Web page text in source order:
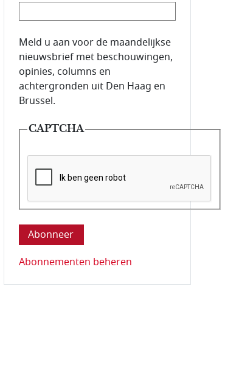
E-mailadres van de abonnee.
Meld u aan voor de maandelijkse
nieuwsbrief met beschouwingen,
opinies, columns en
achtergronden uit Den Haag en
Brussel.
CAPTCHA
Deze vraag is om te controleren dat u
Abonnementen beheren